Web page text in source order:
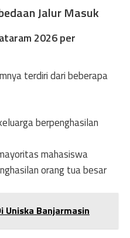
Jalur Masuk
2026 per
terdiri dari beberapa
berpenghasilan
mahasiswa
orang tua besar
Uniska Banjarmasin